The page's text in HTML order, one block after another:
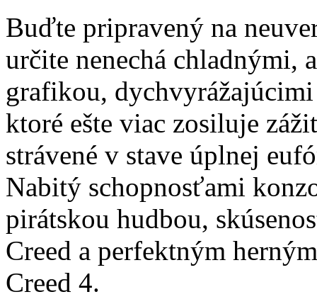
Buďte pripravený na
určite nenechá chladnými,
grafikou,
ktoré ešte viac zosiluje
strávené v stave úplnej
Nabitý schopnosťami
pirátskou hudbou,
Creed a perfektným
Creed 4.